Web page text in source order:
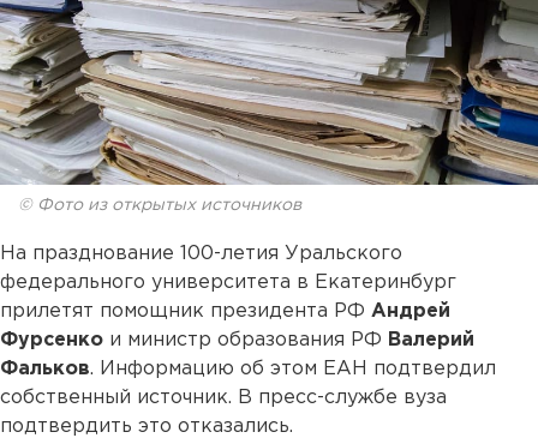
© Фото из открытых источников
На празднование 100-летия Уральского
федерального университета в Екатеринбург
прилетят помощник президента РФ Андрей
Фурсенко и министр образования РФ Валерий
Фальков. Информацию об этом ЕАН подтвердил
собственный источник. В пресс-службе вуза
подтвердить это отказались.